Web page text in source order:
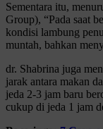
Sementara itu,
Group), “Pada saat
kondisi lambung
muntah, bahkan
dr. Shabrina juga
jarak antara makan
jeda 2-3 jam baru
cukup di jeda 1 jam